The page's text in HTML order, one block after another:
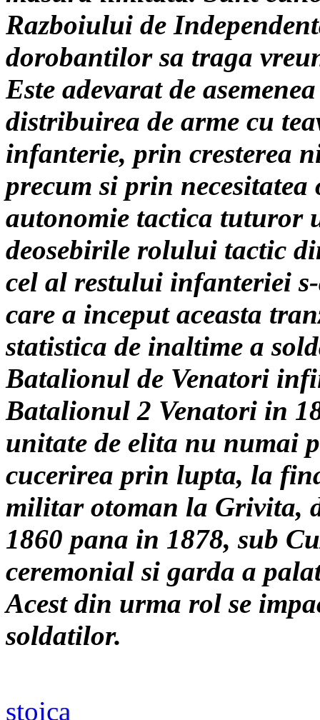
Razboiului de
dorobantilor sa traga
Este adevarat de
distribuirea de arme cu
infanterie, prin cresterea
precum si prin
autonomie tactica tuturor
deosebirile rolului tactic
cel al restului infanteriei
care a inceput aceasta
statistica de inaltime a
Batalionul de Venatori
Batalionul 2 Venatori in
unitate de elita nu numai
cucerirea prin lupta, la
militar otoman la Grivita,
1860 pana in 1878, sub
ceremonial si garda a
Acest din urma rol se
soldatilor.
stoica